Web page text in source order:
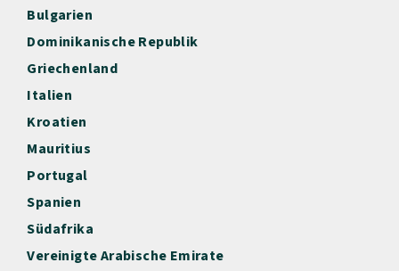
Bulgarien
Dominikanische Republik
Griechenland
Italien
Kroatien
Mauritius
Portugal
Spanien
Südafrika
Vereinigte Arabische Emirate